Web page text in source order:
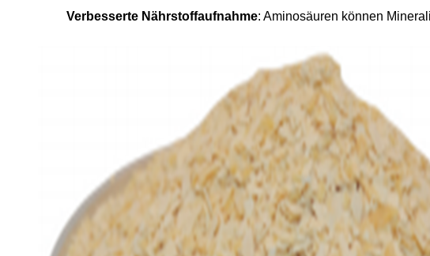
Verbesserte Nährstoffaufnahme: Aminosäuren können